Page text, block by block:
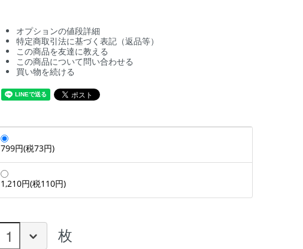
オプションの値段詳細
特定商取引法に基づく表記（返品等）
この商品を友達に教える
この商品について問い合わせる
買い物を続ける
799円(税73円)
1,210円(税110円)
枚